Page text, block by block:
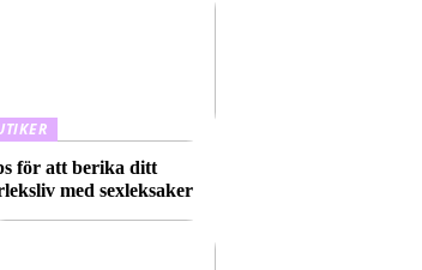
för att berika ditt
med sexleksaker